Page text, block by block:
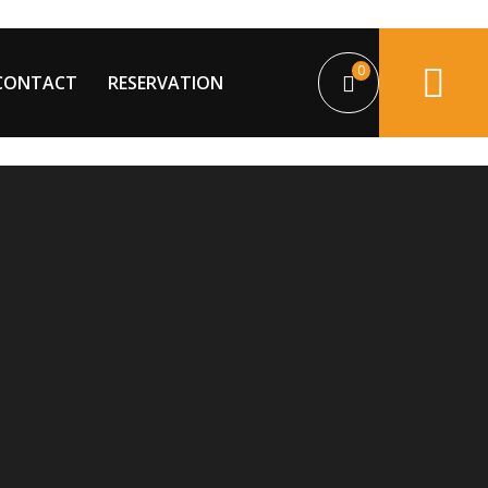
RESERVATION
0